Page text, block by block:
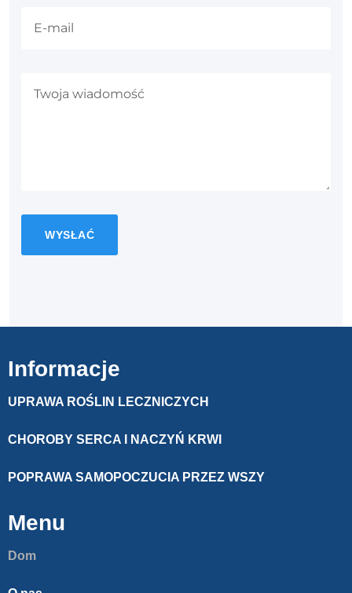
Informacje
UPRAWA ROŚLIN LECZNICZYCH
CHOROBY SERCA I NACZYŃ KRWI
POPRAWA SAMOPOCZUCIA PRZEZ WSZY
Menu
Dom